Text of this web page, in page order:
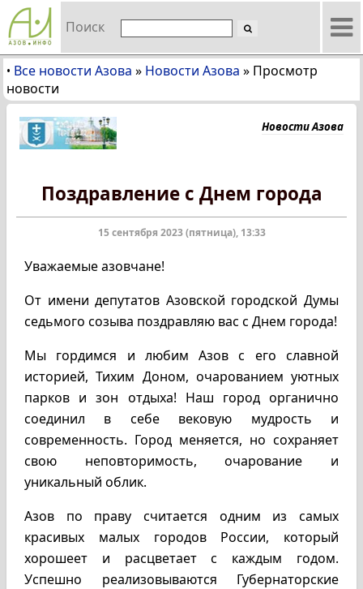
Поиск
• Все новости Азова » Новости Азова » Просмотр
новости
Новости Азова
Поздравление с Днем города
15 сентября 2023 (пятница), 13:33
Уважаемые азовчане!
От имени депутатов Азовской городской Думы
седьмого созыва поздравляю вас с Днем города!
Мы гордимся и любим Азов с его славной
историей, Тихим Доном, очарованием уютных
парков и зон отдыха! Наш город органично
соединил в себе вековую мудрость и
современность. Город меняется, но сохраняет
свою неповторимость, очарование и
уникальный облик.
Азов по праву считается одним из самых
красивых малых городов России, который
хорошеет и расцветает с каждым годом.
Успешно реализовываются Губернаторские